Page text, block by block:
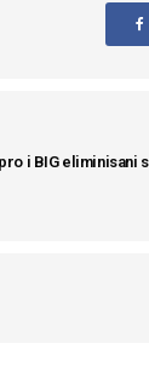
i BIG eliminisani